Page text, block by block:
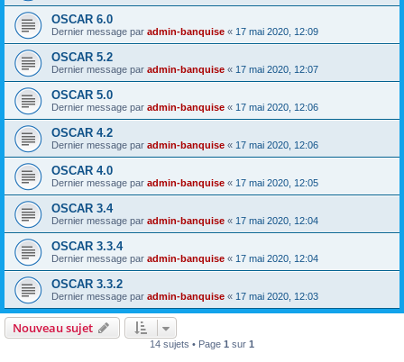
OSCAR 6.0
Dernier message par admin-banquise « 17 mai 2020, 12:09
OSCAR 5.2
Dernier message par admin-banquise « 17 mai 2020, 12:07
OSCAR 5.0
Dernier message par admin-banquise « 17 mai 2020, 12:06
OSCAR 4.2
Dernier message par admin-banquise « 17 mai 2020, 12:06
OSCAR 4.0
Dernier message par admin-banquise « 17 mai 2020, 12:05
OSCAR 3.4
Dernier message par admin-banquise « 17 mai 2020, 12:04
OSCAR 3.3.4
Dernier message par admin-banquise « 17 mai 2020, 12:04
OSCAR 3.3.2
Dernier message par admin-banquise « 17 mai 2020, 12:03
Nouveau sujet
14 sujets • Page 1 sur 1